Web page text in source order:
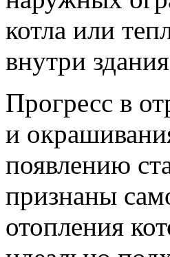
котла или
внутри
Прогресс в
и
появлению
признаны
отопления